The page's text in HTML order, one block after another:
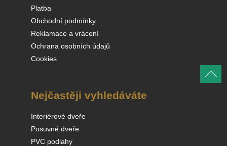
Platba
Obchodní podmínky
Reklamace a vrácení
Ochrana osobních údajů
Cookies
Nejčastěji vyhledáváte
Interiérové dveře
Posuvné dveře
PVC podlahy